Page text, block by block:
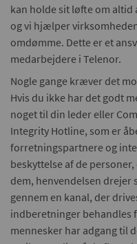
kan holde sit løfte om
og vi hjælper
omdømme. Dette er et
medarbejdere i Telenor.
Nogle gange kræver det
Hvis du ikke har det godt
noget til din leder eller
Integrity Hotline, som er
forretningspartnere og
beskyttelse af de
dem, henvendelsen
gennem en kanal, der
indberetninger behandles
mennesker har adgang til